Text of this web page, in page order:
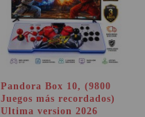
Pandora Box 10, (9800
Juegos más recordados)
Ultima version 2026